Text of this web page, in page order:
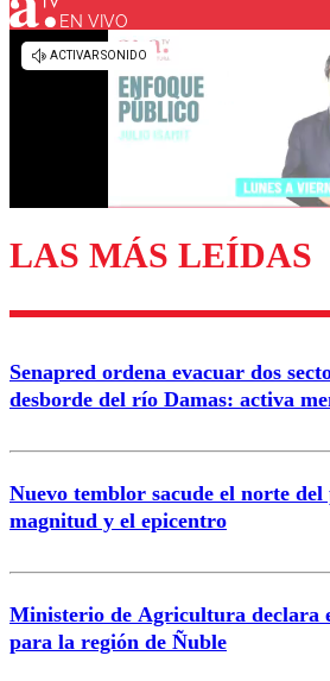
Los comentarios son moderados
diálogo
EN VIVO
LAS MÁS LEÍDAS
Senapred ordena evacuar dos
desborde del río Damas: activa
Nuevo temblor sacude el norte del
magnitud y el epicentro
Ministerio de Agricultura declara
para la región de Ñuble